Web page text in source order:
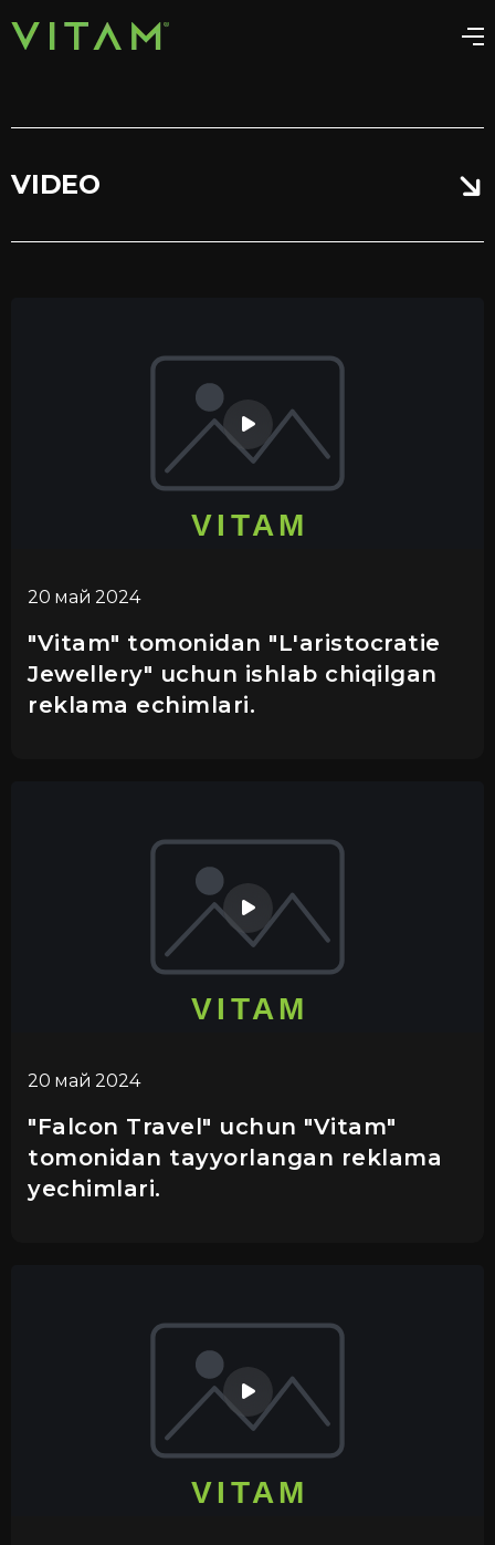
VIDEO
20 май 2024
"Vitam" tomonidan "L'aristocratie
Jewellery" uchun ishlab chiqilgan
reklama echimlari.
20 май 2024
"Falcon Travel" uchun "Vitam"
tomonidan tayyorlangan reklama
yechimlari.